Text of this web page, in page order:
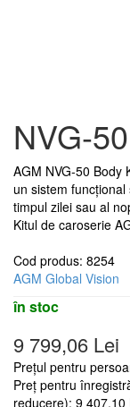
NVG-
AGM NVG-50 Body
un sistem
timpul zilei sau al
Kitul de caroserie
Cod produs:
AGM Global Vision
în stoc
9 799,06 Lei
Prețul pentru
Preț pentru
reducere): 9 407,10